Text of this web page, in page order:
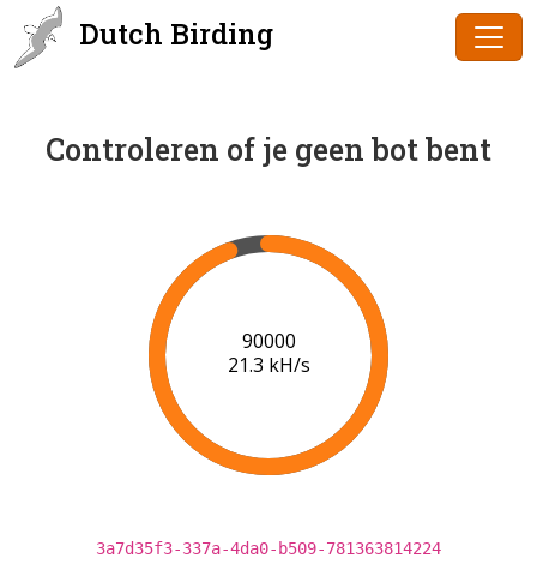
Dutch Birding
Controleren of je geen bot bent
91000
21.3 kH/s
3a7d35f3-337a-4da0-b509-781363814224